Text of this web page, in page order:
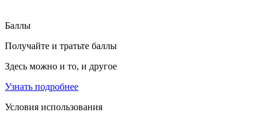
Баллы
Получайте и тратьте баллы
Здесь можно и то, и другое
Узнать подробнее
Условия использования